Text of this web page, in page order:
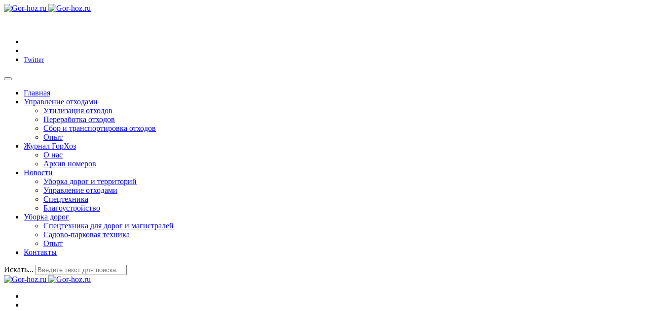
Twitter
Главная
Управление отходами
Утилизация отходов
Переработка отходов
Сбор и транспортировка отходов
Опыт
Журнал ГорХоз
О нас
Архив номеров
Новости
Уборка дорог и территорий
Управление отходами
Спецтехника
Благоустройство
Уборка дорог
Спецтехника для дорог и магистралей
Садово-парковая техника
Опыт
Контакты
Искать...